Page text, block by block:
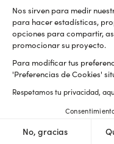
Nos sirven para medir
para hacer estadísticas,
opciones para compartir,
promocionar su proyecto.
Para modificar tus
'Preferencias de Cookies'
Respetamos tu privacidad,
No, gracias